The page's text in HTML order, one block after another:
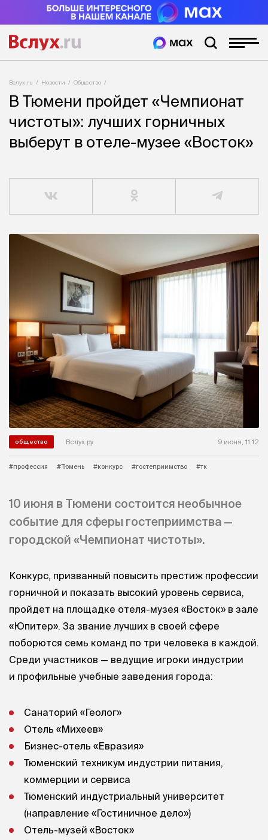
Вслух.ru Новости Общество
В Тюмени пройдет «Чемпионат
чистоты»: лучших горничных
выберут в отеле-музее «Восток»
общество Вслух.ру 9 июня, 11:12
#профессия #Тюмень #конкурс #гостеприимство #тк
10 июня в Тюмени состоится необычное
событие для сферы гостеприимства —
городской «Чемпионат чистоты».
Конкурс, призванный повысить престиж профессии
горничной и показать высокий уровень сервиса,
пройдет на площадке отеля-музея «Восток» в зале
«Юпитер». За звание лучших в своей сфере
поборются семь команд по три человека в каждой.
Среди участников — ведущие игроки индустрии
и профильные учебные заведения города:
Санаторий «Геолог»
Отель «Михеев»
Бизнес-отель «Евразия»
Тюменский техникум индустрии питания,
коммерции и сервиса
Тюменский индустриальный университет
(направление «Гостиничное дело»)
Отель-музей «Восток»